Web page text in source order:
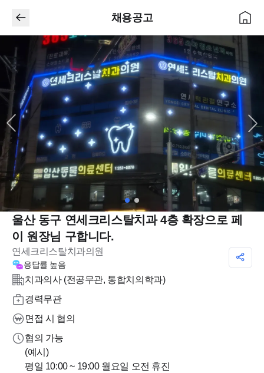
채용공고
울산 동구 연세크리스탈치과 4층 확장으로 페
이 원장님 구합니다.
연세크리스탈치과의원
응답률 높음
치과의사 (전공무관, 통합치의학과)
경력무관
면접 시 협의
협의 가능
(예시)
평일 10:00 ~ 19:00 월요일 오전 휴진